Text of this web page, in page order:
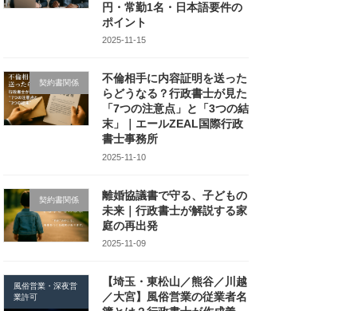
円・常勤1名・日本語要件の
ポイント
2025-11-15
契約書関係
不倫相手に内容証明を送った
らどうなる？行政書士が見た
「7つの注意点」と「3つの結
末」｜エールZEAL国際行政
書士事務所
2025-11-10
契約書関係
離婚協議書で守る、子どもの
未来｜行政書士が解説する家
庭の再出発
2025-11-09
風俗営業・深夜営
業許可
【埼玉・東松山／熊谷／川越
／大宮】風俗営業の従業者名